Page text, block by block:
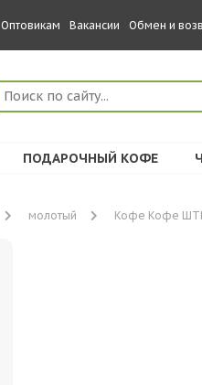
Оптовикам Вакансии Обмен и
ПОДАРОЧНЫЙ КОФЕ
молотый Кофе Кофе